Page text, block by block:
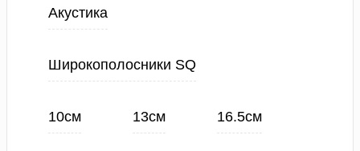
Акустика
Широкополосники SQ
10см 13см 16.5см